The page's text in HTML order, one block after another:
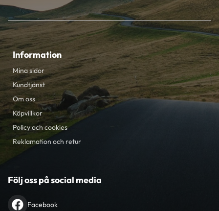
Information
Mina sidor
Kundtjänst
Om oss
Köpvillkor
Policy och cookies
Reklamation och retur
Följ oss på social media
Facebook